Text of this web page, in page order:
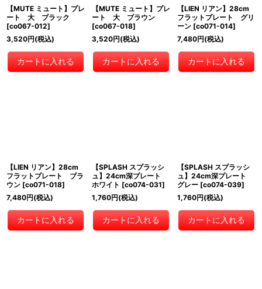
【MUTE ミュート】プレ
ート 大 ブラック
[co067-012]
3,520円(税込)
カートに入れる
【MUTE ミュート】プレ
ート 大 ブラウン
[co067-018]
3,520円(税込)
カートに入れる
【LIEN リアン】28cm
フラットプレート グリ
ーン [co071-014]
7,480円(税込)
カートに入れる
【LIEN リアン】28cm
フラットプレート ブラ
ウン [co071-018]
7,480円(税込)
カートに入れる
【SPLASH スプラッシ
ュ】24cm深プレート
ホワイト [co074-031]
1,760円(税込)
カートに入れる
【SPLASH スプラッシ
ュ】24cm深プレート
グレー [co074-039]
1,760円(税込)
カートに入れる